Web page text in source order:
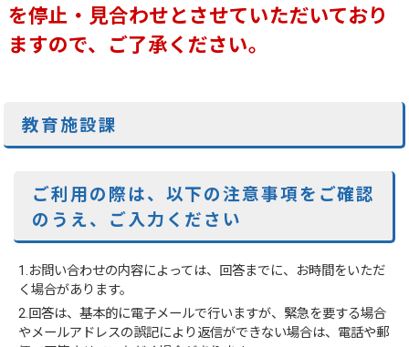
を停止・見合わせとさせていただいており
ますので、ご了承ください。
教育施設課
ご利用の際は、以下の注意事項をご確認
のうえ、ご入力ください
1.お問い合わせの内容によっては、回答までに、お時間をいただ
く場合があります。
2.回答は、基本的に電子メールで行いますが、緊急を要する場合
やメールアドレスの誤記により返信ができない場合は、電話や郵